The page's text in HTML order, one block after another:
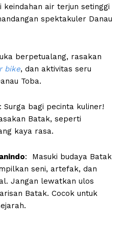
air terjun setinggi
spektakuler Danau
berpetualang, rasakan
bike, dan aktivitas seru
Toba.
: Surga bagi pecinta kuliner!
Batak, seperti
kaya rasa.
: Masuki budaya Batak
seni, artefak, dan
Jangan lewatkan ulos
Batak. Cocok untuk